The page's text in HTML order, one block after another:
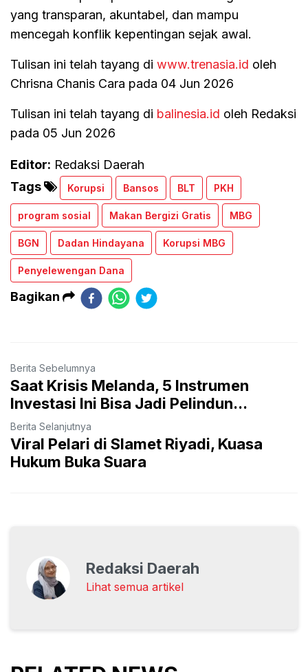
yang transparan, akuntabel, dan mampu
mencegah konflik kepentingan sejak awal.
Tulisan ini telah tayang di www.trenasia.id oleh
Chrisna Chanis Cara pada 04 Jun 2026
Tulisan ini telah tayang di balinesia.id oleh Redaksi
pada 05 Jun 2026
Editor: Redaksi Daerah
Tags
Korupsi Bansos BLT PKH
program sosial Makan Bergizi Gratis MBG
BGN Dadan Hindayana Korupsi MBG
Penyelewengan Dana
Bagikan
Berita Sebelumnya
Saat Krisis Melanda, 5 Instrumen
Investasi Ini Bisa Jadi Pelindun...
Berita Selanjutnya
Viral Pelari di Slamet Riyadi, Kuasa
Hukum Buka Suara
Redaksi Daerah
Lihat semua artikel